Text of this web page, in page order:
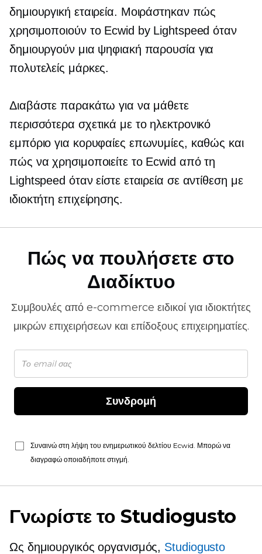
δημιουργική εταιρεία. Μοιράστηκαν πώς
χρησιμοποιούν το Ecwid by Lightspeed όταν
δημιουργούν μια ψηφιακή παρουσία για
πολυτελείς μάρκες.
Διαβάστε παρακάτω για να μάθετε
περισσότερα σχετικά με το ηλεκτρονικό
εμπόριο για κορυφαίες επωνυμίες, καθώς και
πώς να χρησιμοποιείτε το Ecwid από τη
Lightspeed όταν είστε εταιρεία σε αντίθεση με
ιδιοκτήτη επιχείρησης.
Πώς να πουλήσετε στο
Διαδίκτυο
Συμβουλές από e-commerce ειδικοί για ιδιοκτήτες
μικρών επιχειρήσεων και επίδοξους επιχειρηματίες.
Συνδρομή
Συναινώ στη λήψη του ενημερωτικού δελτίου Ecwid. Μπορώ να
διαγραφώ οποιαδήποτε στιγμή.
Γνωρίστε το Studiogusto
Ως δημιουργικός οργανισμός, Studiogusto